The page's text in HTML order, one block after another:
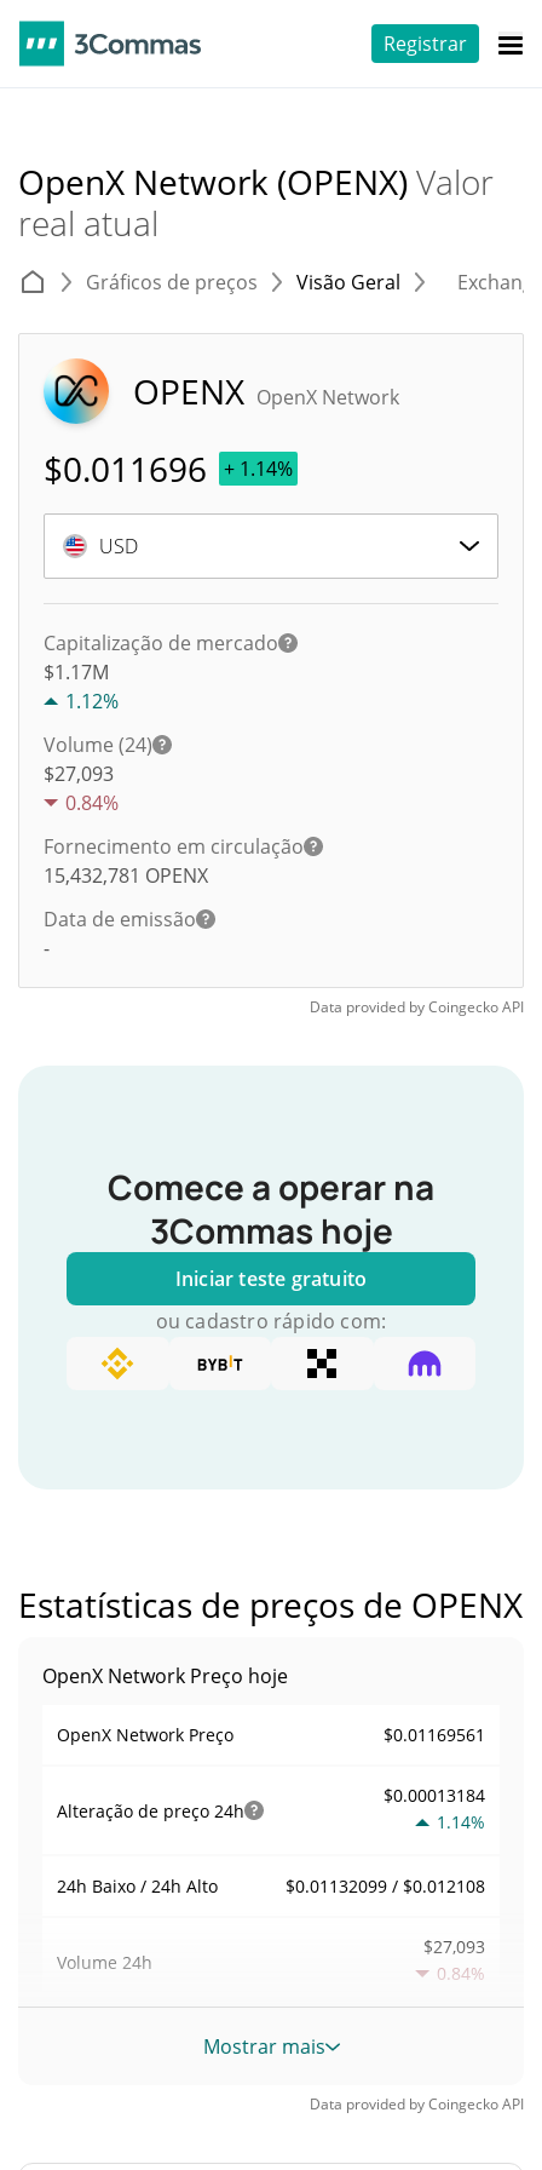
Registrar
OpenX Network (OPENX)Valor
real atual
Gráficos de preços Visão Geral
OPENX OpenX Network
$0.011696 + 1.14%
USD
Capitalização de mercado
$1.17M
1.12%
Volume (24)
$27,093
0.84%
Fornecimento em circulação
15,432,781 OPENX
Data de emissão
-
Data provided byCoingeckoAPI
Comece a operar na
3Commas hoje
Iniciar teste gratuito
ou cadastro rápido com:
Estatísticas de preços de OPENX
OpenX Network Preço hoje
OpenX Network Preço $0.01169561
Alteração de preço 24h
$0.00013184
1.14%
24h Baixo / 24h Alto $0.01132099 / $0.012108
Volume 24h
$27,093
0.84%
Volume / Limite deMostrar mais
Data provided byCoingeckoAPI